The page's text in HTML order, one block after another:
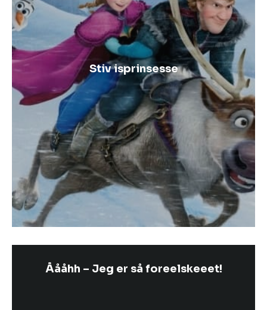
Stiv isprinsesse
Åååhh – Jeg er så foreelskeeet!